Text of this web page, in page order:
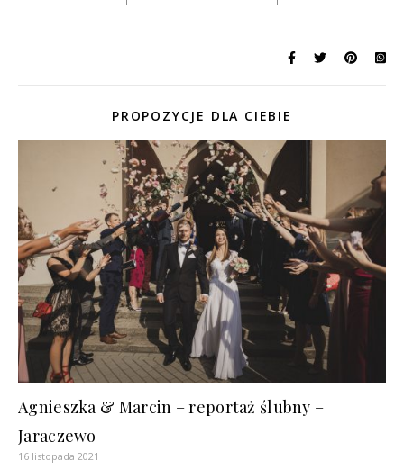
PROPOZYCJE DLA CIEBIE
Agnieszka & Marcin – reportaż ślubny –
Jaraczewo
16 listopada 2021